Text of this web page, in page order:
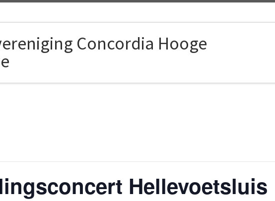
Concordia Hooge
Hellevoetsluis